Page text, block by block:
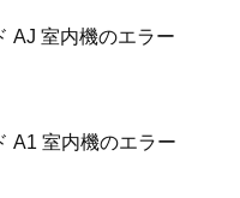
AJ 室内機のエラー
A1 室内機のエラー